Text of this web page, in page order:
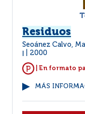
Residuos
Seoánez Calvo,
2000
| En formato
MÁS